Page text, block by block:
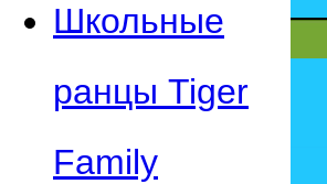
Школьные
ранцы Tiger
Family